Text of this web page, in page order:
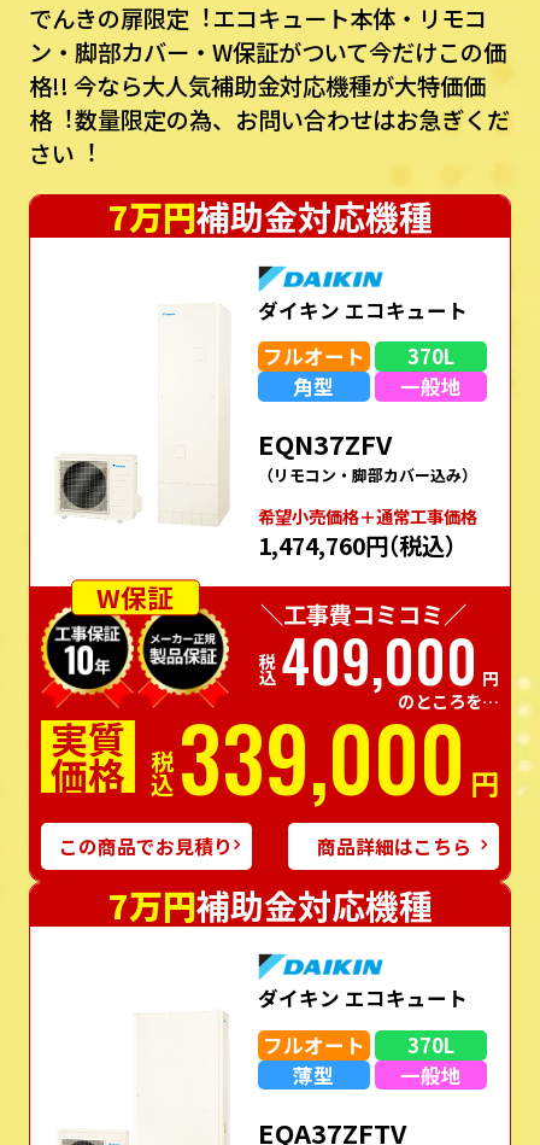
でんきの扉限定︕エコキュート本体・リモコ
ン・脚部カバー・W保証がついて今だけこの価
格!! 今なら⼤⼈気補助⾦対応機種が⼤特価価
格︕数量限定の為、お問い合わせはお急ぎくだ
さい︕
7万円補助金対応機種
ダイキン エコキュート
フルオート
370L
角型
一般地
EQN37ZFV
（リモコン・脚部カバー込み）
希望⼩売価格＋通常⼯事価格
1,474,760円（税込）
W保証
＼工事費コミコミ／
税込409,000 円
のところを…
実質
価格 税込339,000 円
この商品でお見積り 商品詳細はこちら
7万円補助金対応機種
ダイキン エコキュート
フルオート
370L
薄型
一般地
EQA37ZFTV